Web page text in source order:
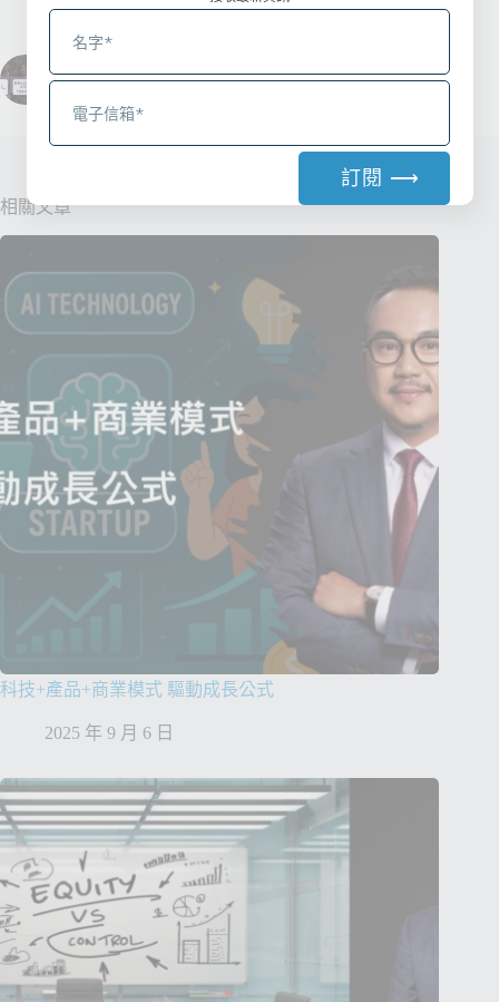
上一 下一
相關文章
科技+產品+商業模式 驅動成長公式
2025 年 9 月 6 日
訂閱 ⟶
A
t
e
t
i
v
e
: